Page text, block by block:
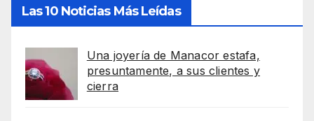
Las 10 Noticias Más Leídas
Una joyería de Manacor estafa,
presuntamente, a sus clientes y
cierra